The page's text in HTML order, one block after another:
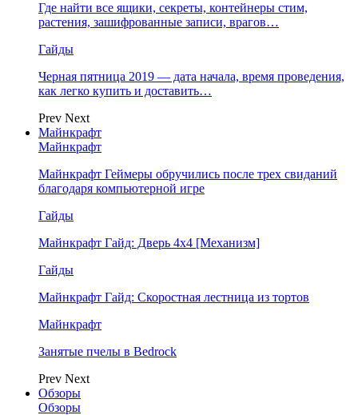
Где найти все ящики, секреты, контейнеры стим,
растения, зашифрованные записи, врагов…
Гайды
Черная пятница 2019 — дата начала, время проведения,
как легко купить и доставить…
Prev Next
Майнкрафт
Майнкрафт
Майнкрафт Геймеры обручились после трех свиданий
благодаря компьютерной игре
Гайды
Майнкрафт Гайд: Дверь 4х4 [Механизм]
Гайды
Майнкрафт Гайд: Скоростная лестница из тортов
Майнкрафт
Занятые пчелы в Bedrock
Prev Next
Обзоры
Обзоры